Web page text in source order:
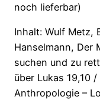
noch lieferbar)
Inhalt: Wulf Metz,
Hanselmann, Der
suchen und zu
über Lukas 19,10
Anthropologie –